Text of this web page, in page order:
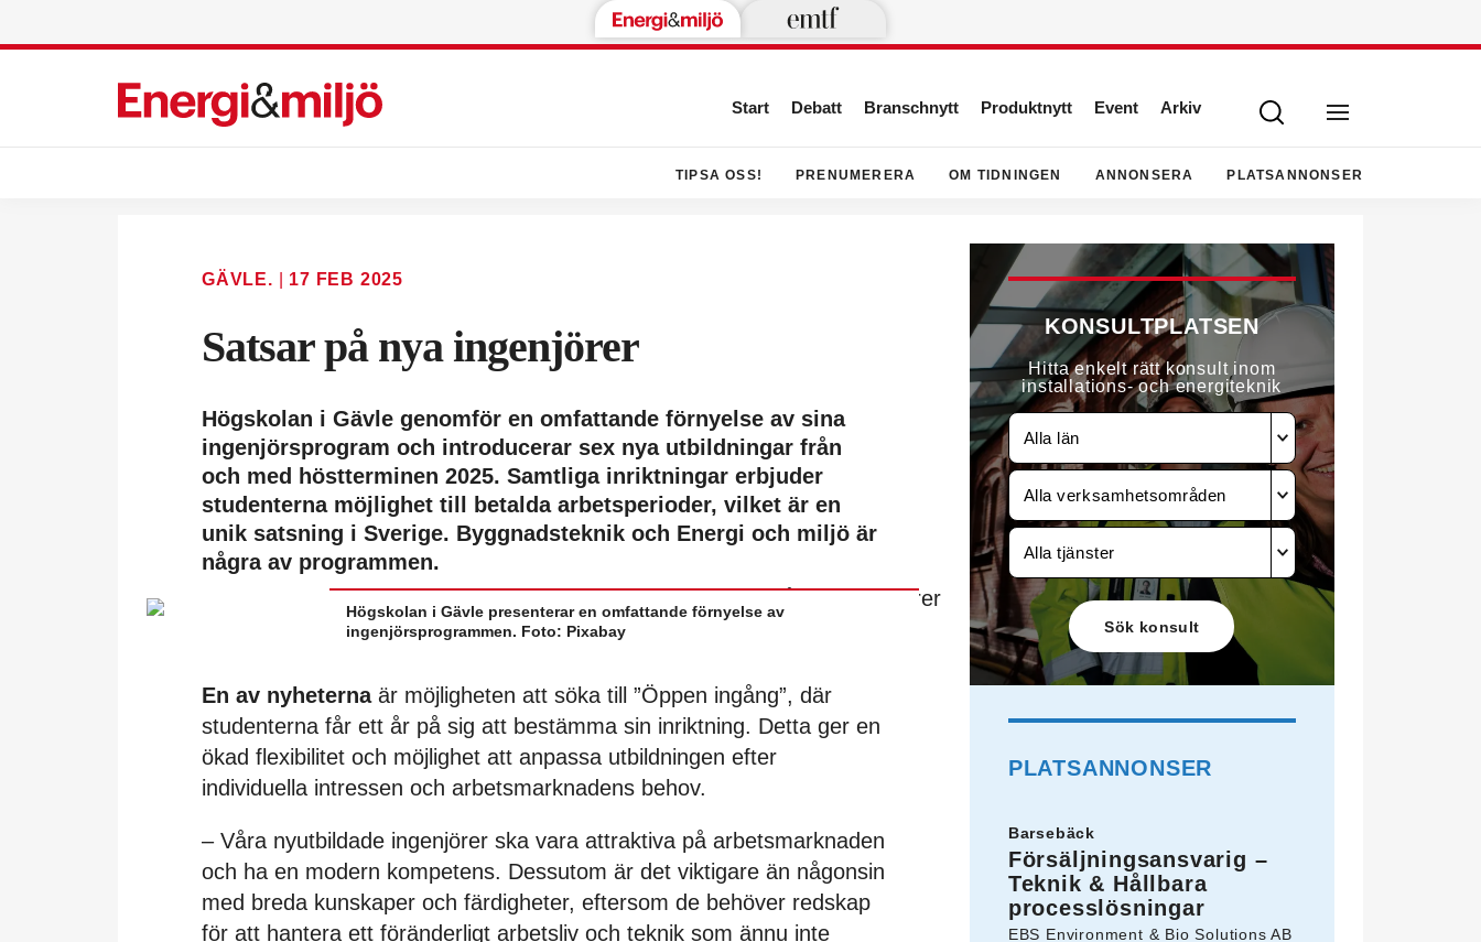
Start Debatt Branschnytt Produktnytt Event Arkiv
TIPSA OSS! PRENUMERERA OM TIDNINGEN ANNONSERA PLATSANNONSER
GÄVLE. 17 FEB 2025
Satsar på nya ingenjörer
Högskolan i Gävle genomför en omfattande förnyelse av sina
ingenjörsprogram och introducerar sex nya utbildningar från
och med höstterminen 2025. Samtliga inriktningar erbjuder
studenterna möjlighet till betalda arbetsperioder, vilket är en
unik satsning i Sverige. Byggnadsteknik och Energi och miljö är
några av programmen.
Högskolan i Gävle presenterar en omfattande förnyelse av
ingenjörsprogrammen. Foto: Pixabay
En av nyheternaär möjligheten att söka till ”Öppen ingång”, där
studenterna får ett år på sig att bestämma sin inriktning. Detta ger en
ökad flexibilitet och möjlighet att anpassa utbildningen efter
individuella intressen och arbetsmarknadens behov.
– Våra nyutbildade ingenjörer ska vara attraktiva på arbetsmarknaden
och ha en modern kompetens. Dessutom är det viktigare än någonsin
med breda kunskaper och färdigheter, eftersom de behöver redskap
för att hantera ett föränderligt arbetsliv och teknik som ännu inte
KONSULTPLATSEN
Hitta enkelt rätt konsult inom
installations- och energiteknik
Alla län
Alla verksamhetsområden
Alla tjänster
PLATSANNONSER
Barsebäck
Försäljningsansvarig –
Teknik & Hållbara
processlösningar
EBS Environment & Bio Solutions AB